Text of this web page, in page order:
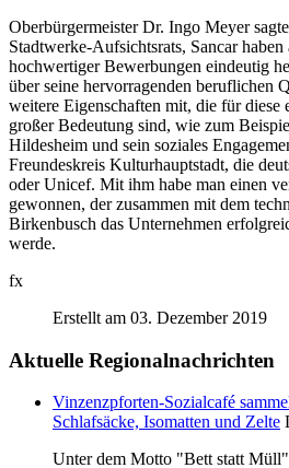
Oberbürgermeister Dr. Ingo Meyer
Stadtwerke-Aufsichtsrats, Sancar
hochwertiger Bewerbungen eindeutig
über seine hervorragenden beruflichen
weitere Eigenschaften mit, die für diese
großer Bedeutung sind, wie zum
Hildesheim und sein soziales
Freundeskreis Kulturhauptstadt, die
oder Unicef. Mit ihm habe man einen
gewonnen, der zusammen mit dem
Birkenbusch das Unternehmen
werde.
fx
Erstellt am 03. Dezember 2019
Aktuelle Regionalnachrichten
Vinzenzpforten-Sozialcafé
Schlafsäcke, Isomatten und Zelte
Unter dem Motto "Bett statt